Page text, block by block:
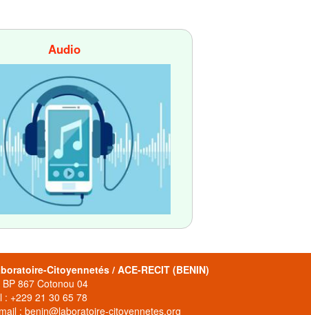
Audio
Citoyennetés / ACE-RECIT (BENIN)
BP 867 Cotonou 04
: +229 21 30 65 78
: benin@laboratoire-citoyennetes.org